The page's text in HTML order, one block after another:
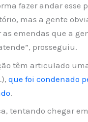
fazer andar esse
mas a gente
emendas que a
prosseguiu.
têm articulado
que foi condenado
.
tentando chegar